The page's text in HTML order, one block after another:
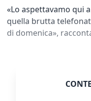
«Lo aspettavamo qui
quella brutta
di domenica»,